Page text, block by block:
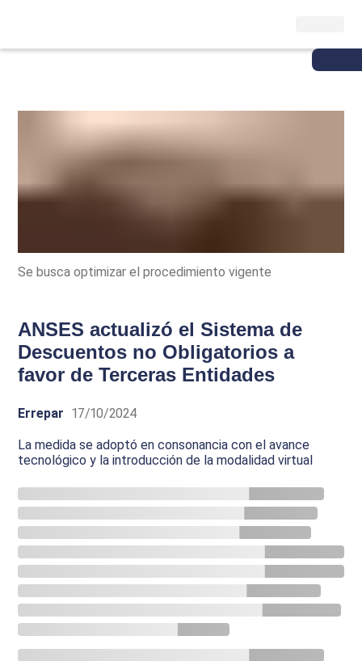
Se busca optimizar el procedimiento vigente
ANSES actualizó el Sistema de
Descuentos no Obligatorios a
favor de Terceras Entidades
Errepar 17/10/2024
La medida se adoptó en consonancia con el avance
tecnológico y la introducción de la modalidad virtual